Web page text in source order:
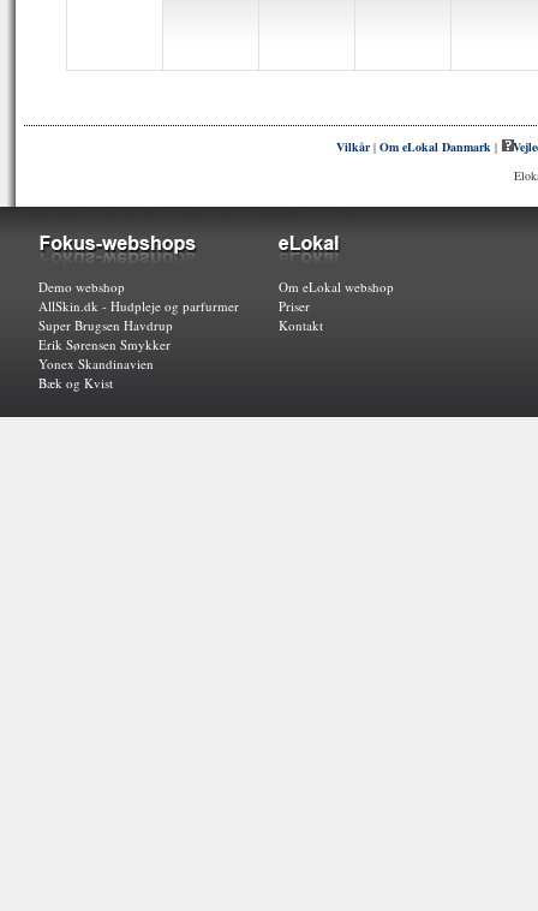
Vilkår|Om eLokal Danmark |
Demo webshop
AllSkin.dk - Hudpleje og parfurmer
Super Brugsen Havdrup
Erik Sørensen Smykker
Yonex Skandinavien
Bæk og Kvist
Om eLokal webshop
Priser
Kontakt